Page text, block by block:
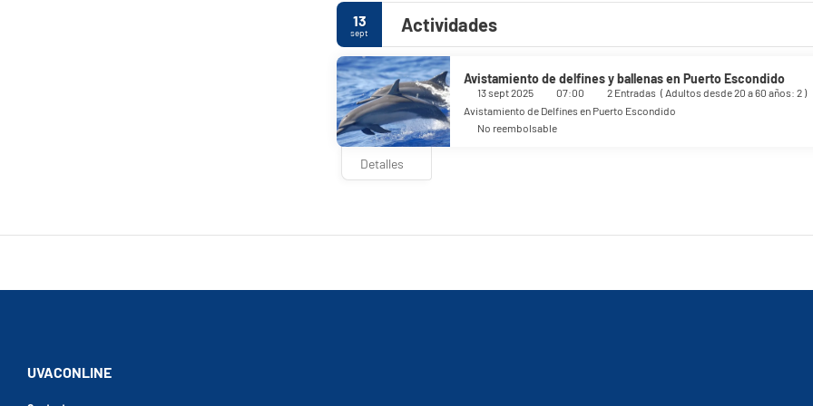
asistencia gratuito.
13
sept Actividades
Avistamiento de delfines y ballenas en Puerto Escondido
13 sept 2025 07:00 2 Entradas ( Adultos desde 20 a 60 años: 2 )
Avistamiento de Delfines en Puerto Escondido
No reembolsable
Detalles
UVACONLINE